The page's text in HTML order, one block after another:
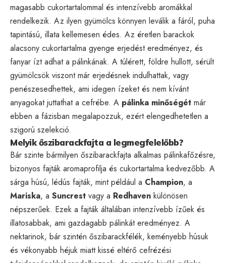
magasabb cukortartalommal és intenzívebb aromákkal
rendelkezik. Az ilyen gyümölcs könnyen leválik a fáról, puha
tapintású, illata kellemesen édes. Az éretlen barackok
alacsony cukortartalma gyenge erjedést eredményez, és
fanyar ízt adhat a pálinkának. A túlérett, földre hullott, sérült
gyümölcsök viszont már erjedésnek indulhattak, vagy
penészesedhettek, ami idegen ízeket és nem kívánt
anyagokat juttathat a cefrébe. A pálinka minőségét már
ebben a fázisban megalapozzuk, ezért elengedhetetlen a
szigorú szelekció.
Melyik őszibarackfajta a legmegfelelőbb?
Bár szinte bármilyen őszibarackfajta alkalmas pálinkafőzésre,
bizonyos fajták aromaprofilja és cukortartalma kedvezőbb. A
sárga húsú, lédús fajták, mint például a Champion, a
Mariska, a Suncrest vagy a Redhaven különösen
népszerűek. Ezek a fajták általában intenzívebb ízűek és
illatosabbak, ami gazdagabb pálinkát eredményez. A
nektarinok, bár szintén őszibarackfélék, keményebb húsuk
és vékonyabb héjuk miatt kissé eltérő cefrézési